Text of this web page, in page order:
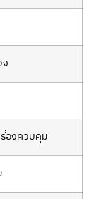
องควบคุม